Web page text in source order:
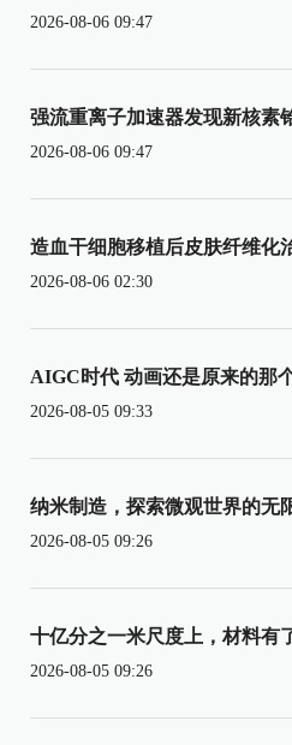
2026-08-06 09:47
强流重离子加速器发现新核素
2026-08-06 09:47
造血干细胞移植后皮肤纤维化
2026-08-06 02:30
AIGC时代 动画还是原来的那
2026-08-05 09:33
纳米制造，探索微观世界的无
2026-08-05 09:26
十亿分之一米尺度上，材料有
2026-08-05 09:26